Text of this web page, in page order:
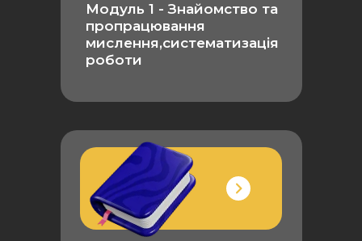
Модуль 1 - Знайомство та
пропрацювання
мислення,систематизація
роботи